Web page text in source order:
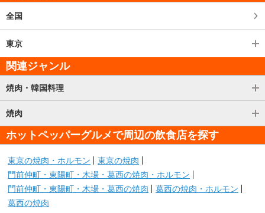
全国
東京
関連ジャンル
焼肉・韓国料理
焼肉
ホットペッパーグルメで周辺の飲食店を探す
東京の焼肉・ホルモン
東京の焼肉
門前仲町・東陽町・木場・葛西の焼肉・ホルモン
門前仲町・東陽町・木場・葛西の焼肉
葛西の焼肉・ホルモン
葛西の焼肉